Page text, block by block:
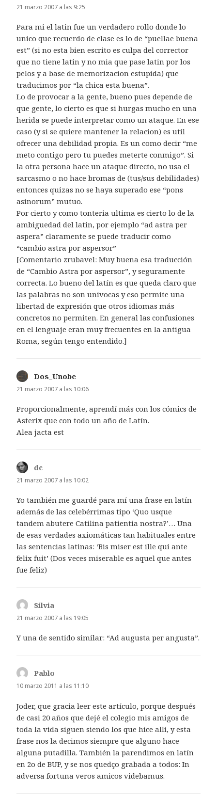
21 marzo 2007 a las 9:25
Para mi el latin fue un verdadero rollo donde lo
unico que recuerdo de clase es lo de “puellae buena
est” (si no esta bien escrito es culpa del corrector
que no tiene latin y no mia que pase latin por los
pelos y a base de memorizacion estupida) que
traducimos por “la chica esta buena”.
Lo de provocar a la gente, bueno pues depende de
que gente, lo cierto es que si hurgas mucho en una
herida se puede interpretar como un ataque. En ese
caso (y si se quiere mantener la relacion) es util
ofrecer una debilidad propia. Es un como decir “me
meto contigo pero tu puedes meterte conmigo”. Si
la otra persona hace un ataque directo, no usa el
sarcasmo o no hace bromas de (tus/sus debilidades)
entonces quizas no se haya superado ese “pons
asinorum” mutuo.
Por cierto y como tonteria ultima es cierto lo de la
ambiguedad del latin, por ejemplo “ad astra per
aspera” claramente se puede traducir como
“cambio astra por aspersor”
[Comentario zrubavel: Muy buena esa traducción
de “Cambio Astra por aspersor”, y seguramente
correcta. Lo bueno del latín es que queda claro que
las palabras no son univocas y eso permite una
libertad de expresión que otros idiomas más
concretos no permiten. En general las confusiones
en el lenguaje eran muy frecuentes en la antigua
Roma, según tengo entendido.]
Dos_Unobe
21 marzo 2007 a las 10:06
Proporcionalmente, aprendí más con los cómics de
Asterix que con todo un año de Latín.
Alea jacta est
dc
21 marzo 2007 a las 10:02
Yo también me guardé para mí una frase en latín
además de las celebérrimas tipo ‘Quo usque
tandem abutere Catilina patientia nostra?’… Una
de esas verdades axiomáticas tan habituales entre
las sentencias latinas: ‘Bis miser est ille qui ante
felix fuit’ (Dos veces miserable es aquel que antes
fue feliz)
Silvia
21 marzo 2007 a las 19:05
Y una de sentido similar: “Ad augusta per angusta”.
Pablo
10 marzo 2011 a las 11:10
Joder, que gracia leer este artículo, porque después
de casi 20 años que dejé el colegio mis amigos de
toda la vida siguen siendo los que hice allí, y esta
frase nos la decimos siempre que alguno hace
alguna putadilla. También la parendimos en latín
en 2o de BUP, y se nos quedço grabada a todos: In
adversa fortuna veros amicos videbamus.